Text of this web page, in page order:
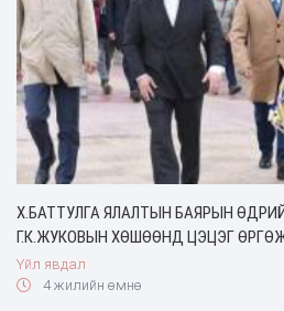
Х.БАТТУЛГА ЯЛАЛТЫН БАЯРЫН
Г.К.ЖУКОВЫН ХӨШӨӨНД ЦЭЦЭГ
Үйл явдал
4 жилийн өмнө